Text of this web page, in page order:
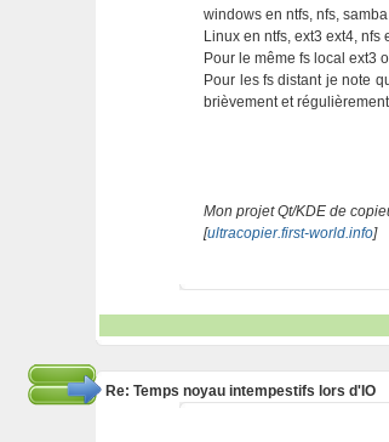
windows en ntfs, nfs,
Linux en ntfs, ext3 ext4, nfs
Pour le même fs local ext3
Pour les fs distant je note
brièvement et
Mon projet Qt/KDE de
[ultracopier.first-world.info]
Re: Temps noyau intempestifs lors d'IO